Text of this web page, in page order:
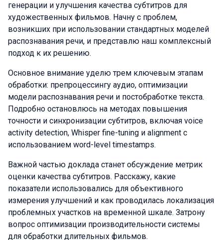
генерации и улучшения качества субтитров для
художественных фильмов. Начну с проблем,
возникших при использовании стандартных моделей
распознавания речи, и представлю наш комплексный
подход к их решению.
Основное внимание уделю трем ключевым этапам
обработки: препроцессингу аудио, оптимизации
модели распознавания речи и постобработке текста.
Подробно остановлюсь на методах повышения
точности и синхронизации субтитров, включая voice
activity detection, Whisper fine-tuning и alignment с
использованием word-level timestamps.
Важной частью доклада станет обсуждение метрик
оценки качества субтитров. Расскажу, какие
показатели использовались для объективного
измерения улучшений и как проводилась локализация
проблемных участков на временной шкале. Затрону
вопрос оптимизации производительности системы
для обработки длительных фильмов.